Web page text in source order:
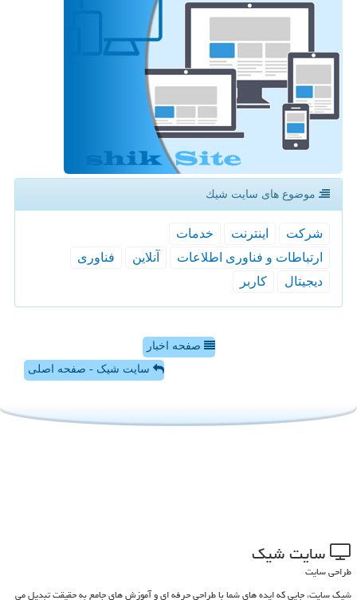
موضوع های سایت شیك
شركت اینترنت
خدمات
ارتباطات و فناوری اطلاعات
آنلاین
فناوری
دیجیتال
كاربر
صفحه اخبار
سایت شیک - صفحه اصلی
سایت شیك
طراحی سایت
شیک سایت، جایی که ایده های شما با طراحی حرفه ای و آموزش های جامع به حقیقت تبدیل می